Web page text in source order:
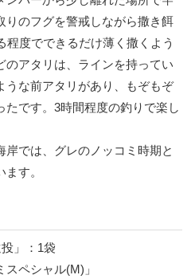
りのフグを警戒しながら撒き餌
程度でできるだけ薄く撒くよう
のアタリは、ラインを持ってい
うな前アタリがあり、もぞもぞ
たです。3時間程度の釣りで楽し
岸では、グレのノッコミ時期と
す。
投」：1袋
スペシャル(M)」